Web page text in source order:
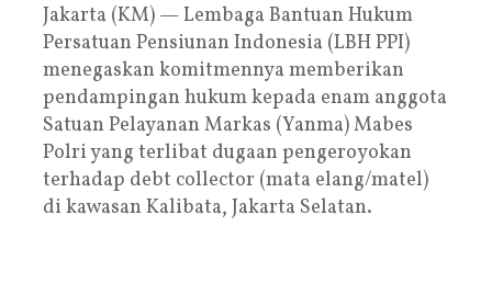
Jakarta (KM) — Lembaga Bantuan Hukum
Persatuan Pensiunan Indonesia (LBH PPI)
menegaskan komitmennya memberikan
pendampingan hukum kepada enam anggota
Satuan Pelayanan Markas (Yanma) Mabes
Polri yang terlibat dugaan pengeroyokan
terhadap debt collector (mata elang/matel)
di kawasan Kalibata, Jakarta Selatan.